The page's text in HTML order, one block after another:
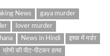
News
gaya murder
lover murder
News in Hindi
इश्क में मर्डर
प्रेमी की पीट-पीटकर हत्या